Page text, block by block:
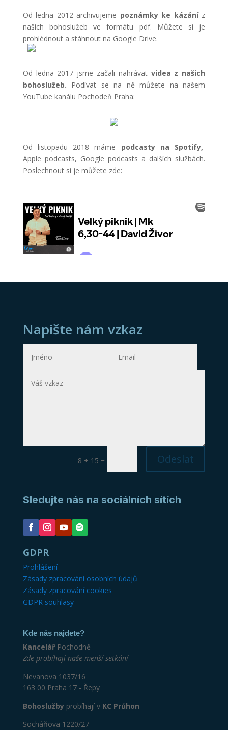
Od ledna 2012 archivujeme poznámky ke kázáníz
našich bohoslužeb ve formátu pdf. Můžete si je
prohlédnout a stáhnout na Google Drive.
Od ledna 2017 jsme začali nahrávat videa z našich
bohoslužeb. Podívat se na ně můžete na našem
YouTube kanálu Pochodeň Praha:
Od listopadu 2018 máme podcasty na Spotify,
Apple podcasts, Google podcasts a dalších službách.
Poslechnout si je můžete zde:
Napište nám vzkaz
8 + 15 = Odeslat
Sledujte nás na sociálních sítích
GDPR
Prohlášení
Zásady zpracování osobních údajů
Zásady zpracování cookies
GDPR souhlasy
Kde nás najdete?
KancelářPochodně
Zde probíhají naše menší setkání
Nevanova 1037/16
163 00 Praha 17 - Řepy
Bohoslužbyprobíhají v KC Průhon
Socháňova 1220/27